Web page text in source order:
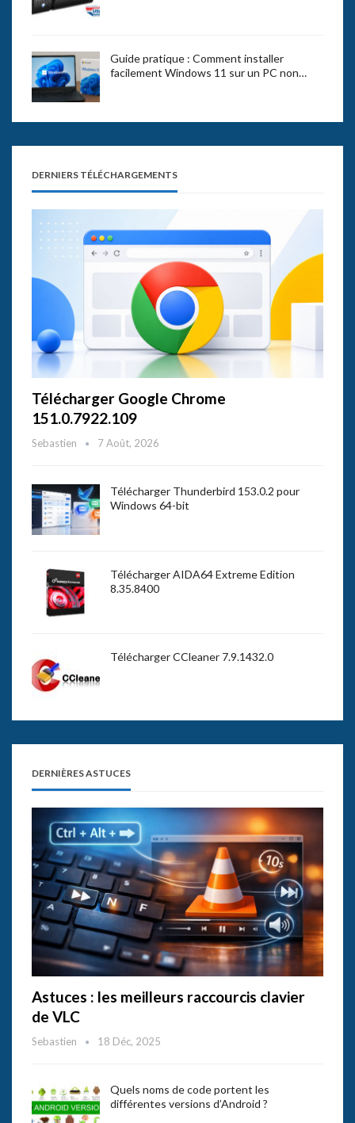
Guide pratique : Comment installer
facilement Windows 11 sur un PC non…
DERNIERS TÉLÉCHARGEMENTS
Télécharger Google Chrome
151.0.7922.109
Sebastien 7 Août, 2026
Télécharger Thunderbird 153.0.2 pour
Windows 64-bit
Télécharger AIDA64 Extreme Edition
8.35.8400
Télécharger CCleaner 7.9.1432.0
DERNIÈRES ASTUCES
Astuces : les meilleurs raccourcis clavier
de VLC
Sebastien 18 Déc, 2025
Quels noms de code portent les
différentes versions d’Android ?